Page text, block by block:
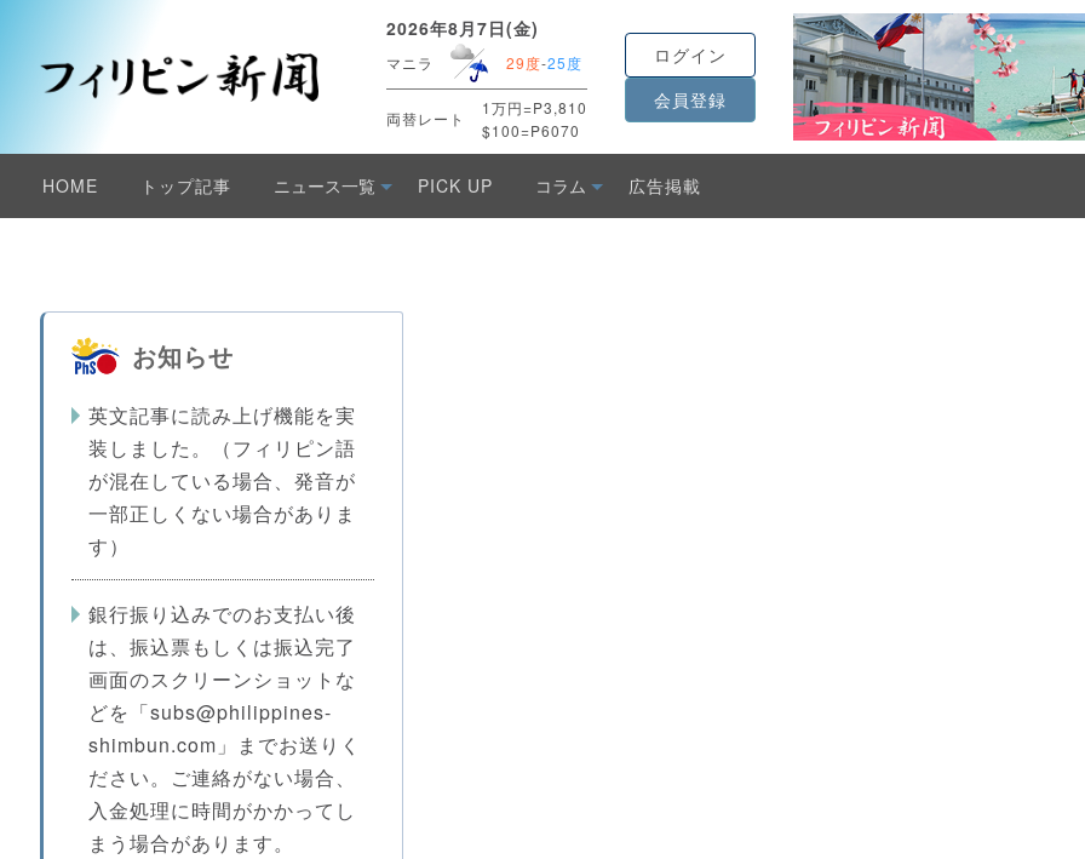
2026年8月7日(金)
マニラ 29度-25度
両替レート
1万円=P3,810
$100=P6070
ログイン
会員登録
HOME トップ記事 ニュース一覧 PICK UP コラム 広告掲載
お知らせ
英文記事に読み上げ機能を実
装しました。（フィリピン語
が混在している場合、発音が
一部正しくない場合がありま
す）
銀行振り込みでのお支払い後
は、振込票もしくは振込完了
画面のスクリーンショットな
どを「subs@philippines-
shimbun.com」までお送りく
ださい。ご連絡がない場合、
入金処理に時間がかかってし
まう場合があります。